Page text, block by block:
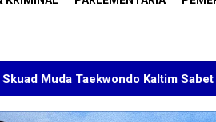
Kaltim Sabet 5 Medali di